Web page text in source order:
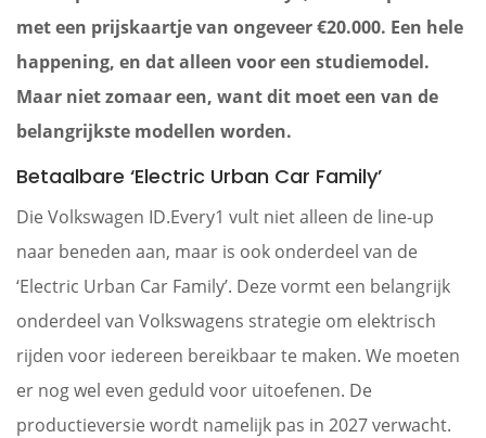
met een prijskaartje van ongeveer €20.000. Een hele
happening, en dat alleen voor een studiemodel.
Maar niet zomaar een, want dit moet een van de
belangrijkste modellen worden.
Betaalbare ‘Electric Urban Car Family’
Die Volkswagen ID.Every1 vult niet alleen de line-up
naar beneden aan, maar is ook onderdeel van de
‘Electric Urban Car Family’. Deze vormt een belangrijk
onderdeel van Volkswagens strategie om elektrisch
rijden voor iedereen bereikbaar te maken. We moeten
er nog wel even geduld voor uitoefenen. De
productieversie wordt namelijk pas in 2027 verwacht.